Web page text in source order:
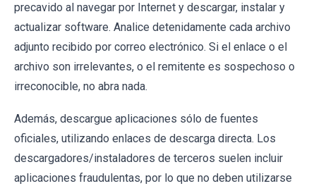
precavido al navegar por Internet y descargar, instalar y
actualizar software. Analice detenidamente cada archivo
adjunto recibido por correo electrónico. Si el enlace o el
archivo son irrelevantes, o el remitente es sospechoso o
irreconocible, no abra nada.
Además, descargue aplicaciones sólo de fuentes
oficiales, utilizando enlaces de descarga directa. Los
descargadores/instaladores de terceros suelen incluir
aplicaciones fraudulentas, por lo que no deben utilizarse